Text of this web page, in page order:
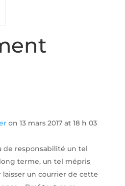
on 13 mars 2017 at 18 h 03
de responsabilité un tel
terme, un tel mépris
un courrier de cette